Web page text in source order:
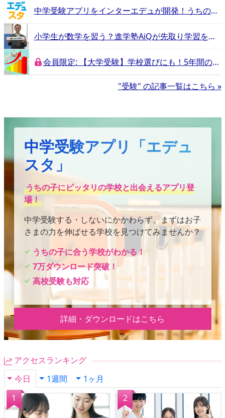
中学受験アプリをインターエデュが開発！うちの子に合う学校はどこ？学校に「見つけてもらえる」体験
小学生が数学を習う？進学塾AiQが先取り学習をすすめる理由
会員限定: 【大学受験】学校選びにも！5年間の合格伸長率から見る今年の合格者ランキング注目校
"受験" の記事一覧はこちら »
中学受験アプリ「エデュ
スタ」
うちの子にピッタリの学校と出会えるアプリ登
場！
中学受験する・しないにかかわらず、まずはお子
さまの力を伸ばせる学校を見つけてみませんか？
うちの子に合う学校がわかる！
7万ダウンロード突破！
高校受験も対応
詳細・ダウンロードはこちら
アクセスランキング
今日
1週間 1ヶ月